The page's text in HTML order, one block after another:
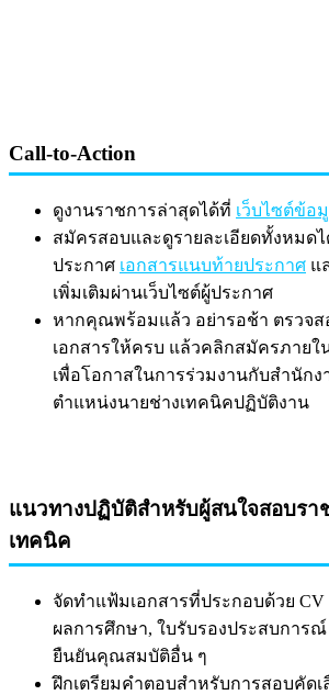
Call-to-Action
ดูงานราชการล่าสุดได้ที่ เว็บไซต์ข้อ
สมัครสอบและดูรายละเอียดทั้งหมด
ประกาศ เอกสารแนบท้ายประกาศ แ
เพิ่มเติมผ่านเว็บไซต์ผู้ประกาศ
หากคุณพร้อมแล้ว อย่ารอช้า ตรวจ
เอกสารให้ครบ แล้วคลิกสมัครภายใ
เพื่อโอกาสในการร่วมงานกับสำนัก
ตำแหน่งนายช่างเทคนิคปฏิบัติงาน
แนวทางปฏิบัติสำหรับผู้สนใจสอบรา
เทคนิค
จัดทำแฟ้มเอกสารที่ประกอบด้วย CV
ผลการศึกษา, ใบรับรองประสบการณ์
ยืนยันคุณสมบัติอื่น ๆ
ฝึกเตรียมคำตอบสำหรับการสอบคัด